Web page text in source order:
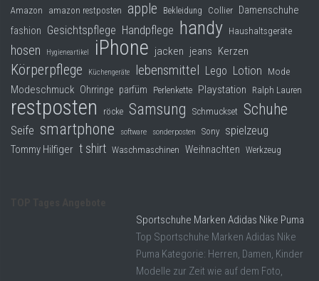
Amazon amazon restposten apple Bekleidung Collier Damenschuhe
fashion Gesichtspflege Handpflege handy Haushaltsgeräte
hosen Hygieneartikel iPhone jacken jeans Kerzen
Körperpflege Küchengeräte lebensmittel Lego Lotion Mode
Modeschmuck Ohrringe parfüm Perlenkette Playstation Ralph Lauren
restposten röcke Samsung Schmuckset Schuhe
Seife smartphone software sonderposten Sony spielzeug
Tommy Hilfiger t shirt Waschmaschinen Weihnachten Werkzeug
Sportschuhe Marken Adidas Nike Puma
Top Sportschuhe Marken Adidas Nike
Puma Kategorie: Herren, Damen, Kinder
Modelle zur Zeit wie auf dem Foto,